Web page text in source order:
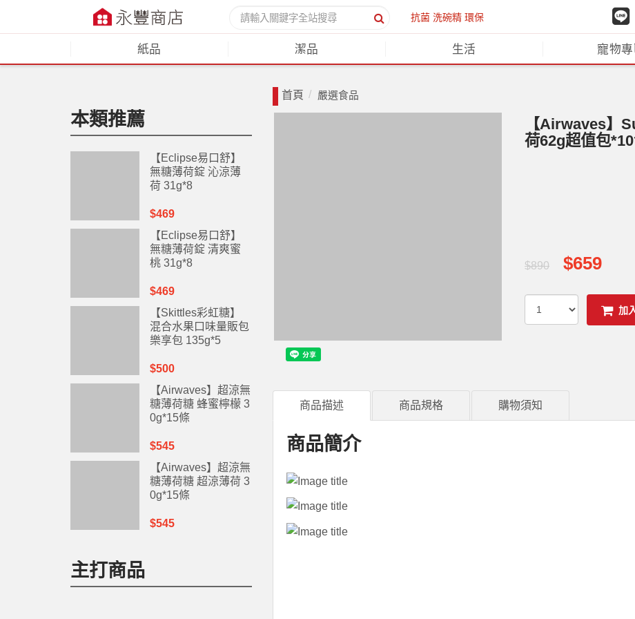
抗菌 洗碗精 環保
紙品 潔品 生活 寵物
首頁 嚴選食品
【Airwaves】
荷62g超值包
$890 $659
加
商品描述 商品規格 購物須知
商品簡介
本類推薦
【Eclipse易口舒】
無糖薄荷錠 沁涼薄
荷 31g*8
$469
【Eclipse易口舒】
無糖薄荷錠 清爽蜜
桃 31g*8
$469
【Skittles彩虹糖】
混合水果口味量販包
樂享包 135g*5
$500
【Airwaves】超涼無
糖薄荷糖 蜂蜜檸檬 3
0g*15條
$545
【Airwaves】超涼無
糖薄荷糖 超涼薄荷 3
0g*15條
$545
主打商品